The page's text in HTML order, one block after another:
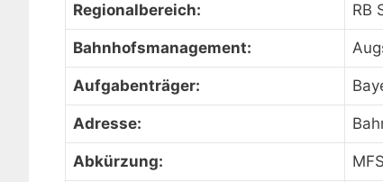
Regionalbereich: RB
Bahnhofsmanagement:
Aufgabenträger:
Adresse:
Abkürzung: